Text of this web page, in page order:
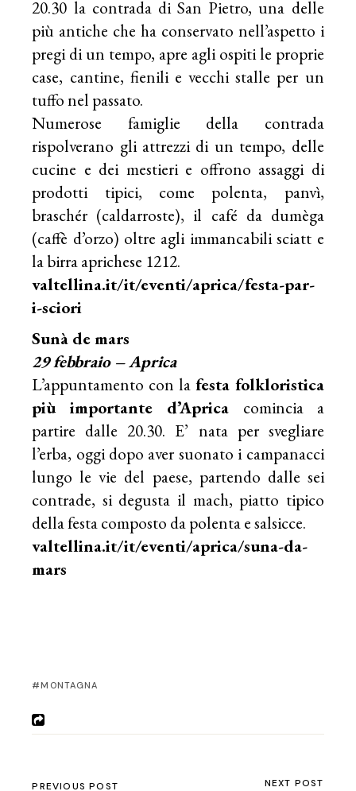
20.30 la contrada di San Pietro, una delle
più antiche che ha conservato nell’aspetto i
pregi di un tempo, apre agli ospiti le proprie
case, cantine, fienili e vecchi stalle per un
tuffo nel passato.
Numerose famiglie della contrada
rispolverano gli attrezzi di un tempo, delle
cucine e dei mestieri e offrono assaggi di
prodotti tipici, come polenta, panvì,
braschér (caldarroste), il café da dumèga
(caffè d’orzo) oltre agli immancabili sciatt e
la birra aprichese 1212.
valtellina.it/it/eventi/aprica/festa-par-
i-sciori
Sunà de mars
29 febbraio – Aprica
L’appuntamento con la festa folkloristica
più importante d’Aprica comincia a
partire dalle 20.30. E’ nata per svegliare
l’erba, oggi dopo aver suonato i campanacci
lungo le vie del paese, partendo dalle sei
contrade, si degusta il mach, piatto tipico
della festa composto da polenta e salsicce.
valtellina.it/it/eventi/aprica/suna-da-
mars
MONTAGNA
PREVIOUS POST NEXT POST